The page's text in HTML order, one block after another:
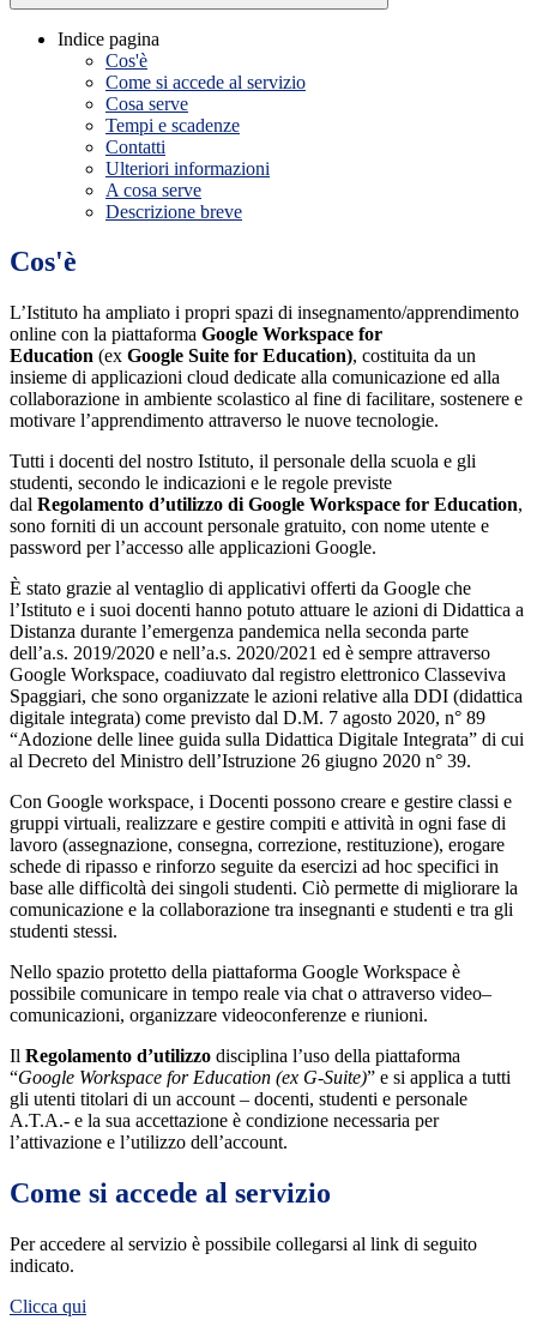
Indice pagina
Cos'è
Come si accede al servizio
Cosa serve
Tempi e scadenze
Contatti
Ulteriori informazioni
A cosa serve
Descrizione breve
Cos'è
L’Istituto ha ampliato i propri spazi di insegnamento/apprendimento
online con la piattaforma Google Workspace for
Education (ex Google Suite for Education), costituita da un
insieme di applicazioni cloud dedicate alla comunicazione ed alla
collaborazione in ambiente scolastico al fine di facilitare, sostenere e
motivare l’apprendimento attraverso le nuove tecnologie.
Tutti i docenti del nostro Istituto, il personale della scuola e gli
studenti, secondo le indicazioni e le regole previste
dal Regolamento d’utilizzo di Google Workspace for Education,
sono forniti di un account personale gratuito, con nome utente e
password per l’accesso alle applicazioni Google.
È stato grazie al ventaglio di applicativi offerti da Google che
l’Istituto e i suoi docenti hanno potuto attuare le azioni di Didattica a
Distanza durante l’emergenza pandemica nella seconda parte
dell’a.s. 2019/2020 e nell’a.s. 2020/2021 ed è sempre attraverso
Google Workspace, coadiuvato dal registro elettronico Classeviva
Spaggiari, che sono organizzate le azioni relative alla DDI (didattica
digitale integrata) come previsto dal D.M. 7 agosto 2020, n° 89
“Adozione delle linee guida sulla Didattica Digitale Integrata” di cui
al Decreto del Ministro dell’Istruzione 26 giugno 2020 n° 39.
Con Google workspace, i Docenti possono creare e gestire classi e
gruppi virtuali, realizzare e gestire compiti e attività in ogni fase di
lavoro (assegnazione, consegna, correzione, restituzione), erogare
schede di ripasso e rinforzo seguite da esercizi ad hoc specifici in
base alle difficoltà dei singoli studenti. Ciò permette di migliorare la
comunicazione e la collaborazione tra insegnanti e studenti e tra gli
studenti stessi.
Nello spazio protetto della piattaforma Google Workspace è
possibile comunicare in tempo reale via chat o attraverso video–
comunicazioni, organizzare videoconferenze e riunioni.
Il Regolamento d’utilizzo disciplina l’uso della piattaforma
“Google Workspace for Education (ex G-Suite)” e si applica a tutti
gli utenti titolari di un account – docenti, studenti e personale
A.T.A.- e la sua accettazione è condizione necessaria per
l’attivazione e l’utilizzo dell’account.
Come si accede al servizio
Per accedere al servizio è possibile collegarsi al link di seguito
indicato.
Clicca qui